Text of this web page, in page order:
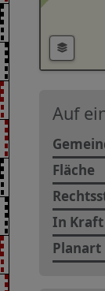
Auf
Fläche
In
Planart